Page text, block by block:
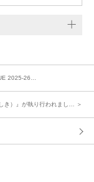
2025-26…
き）』が執り行われまし… ＞